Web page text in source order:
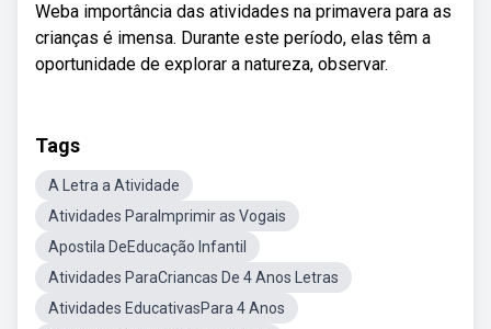
Weba importância das atividades na primavera para as
crianças é imensa. Durante este período, elas têm a
oportunidade de explorar a natureza, observar.
Tags
A Letra a Atividade
Atividades ParaImprimir as Vogais
Apostila DeEducação Infantil
Atividades ParaCriancas De 4 Anos Letras
Atividades EducativasPara 4 Anos